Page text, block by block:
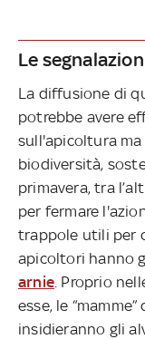
Le
La diffusione di
potrebbe avere
sull'apicoltura ma
biodiversità,
primavera, tra
per fermare
trappole utili per
apicoltori hanno
arnie . Proprio
esse, le
insidieranno gli